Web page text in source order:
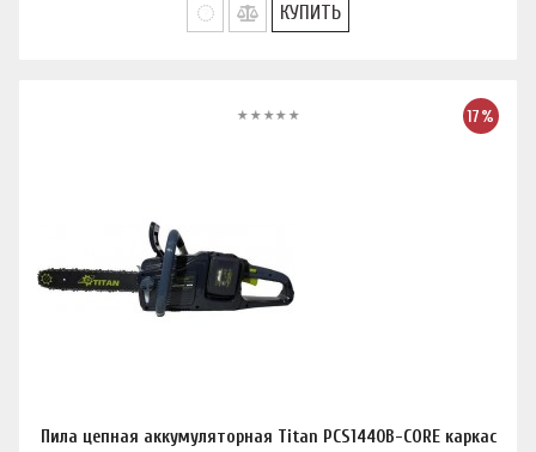
КУПИТЬ
17%
Пила цепная аккумуляторная Titan PCS1440B-CORE каркас